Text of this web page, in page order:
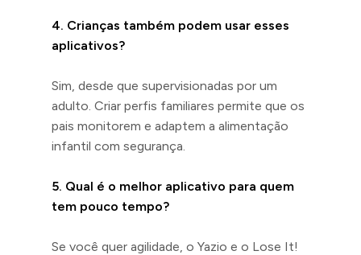
4. Crianças também podem usar esses
aplicativos?
Sim, desde que supervisionadas por um
adulto. Criar perfis familiares permite que os
pais monitorem e adaptem a alimentação
infantil com segurança.
5. Qual é o melhor aplicativo para quem
tem pouco tempo?
Se você quer agilidade, o Yazio e o Lose It!